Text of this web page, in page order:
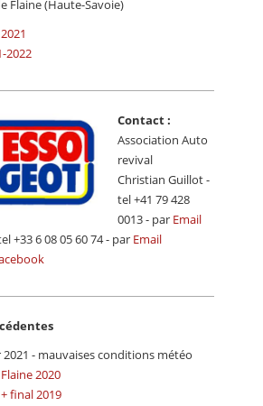
Flaine (Haute-Savoie)
2022
Contact :
Association Auto
revival
Christian Guillot -
tel +41 79 428
0013 - par Email
+33 6 08 05 60 74 - par Email
- mauvaises conditions météo
2020
final 2019